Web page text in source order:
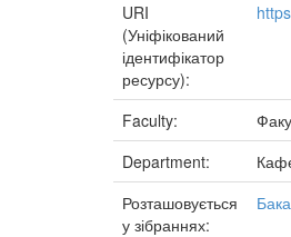
URI
(Уніфікований
ідентифікатор
ресурсу):
Faculty:
Department:
Розташовується
у зібраннях: